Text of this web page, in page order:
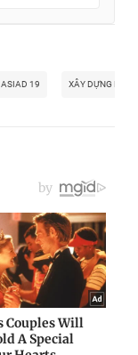
ASIAD 19 XÂY DỰNG LỰC